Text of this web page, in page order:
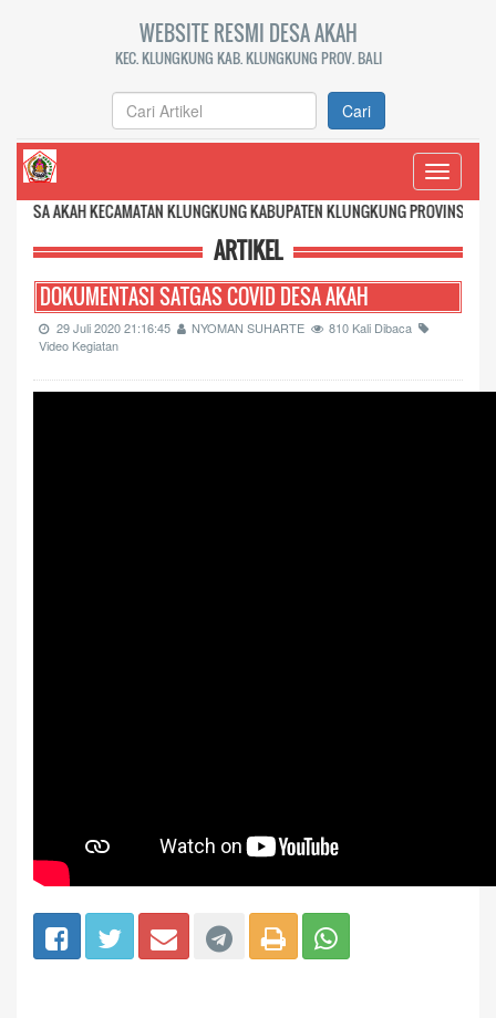
WEBSITE RESMI DESA AKAH
KEC. KLUNGKUNG KAB. KLUNGKUNG PROV. BALI
Cari
Toggle
KLUNGKUNG KABUPATEN KLUNGKUNG PROVINSI BALI
ARTIKEL
DOKUMENTASI SATGAS COVID DESA AKAH
29 Juli 2020 21:16:45 NYOMAN SUHARTE
810 Kali Dibaca
Video Kegiatan